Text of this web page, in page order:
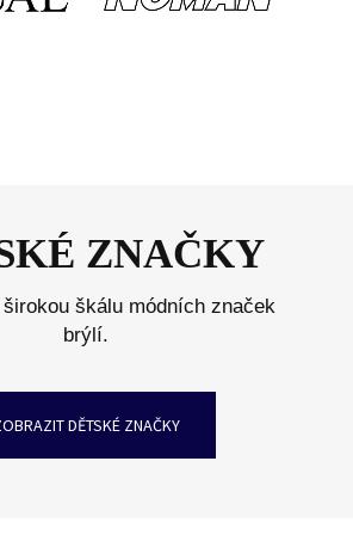
ZNAČKY
širokou škálu módních značek
brýlí.
DĚTSKÉ ZNAČKY